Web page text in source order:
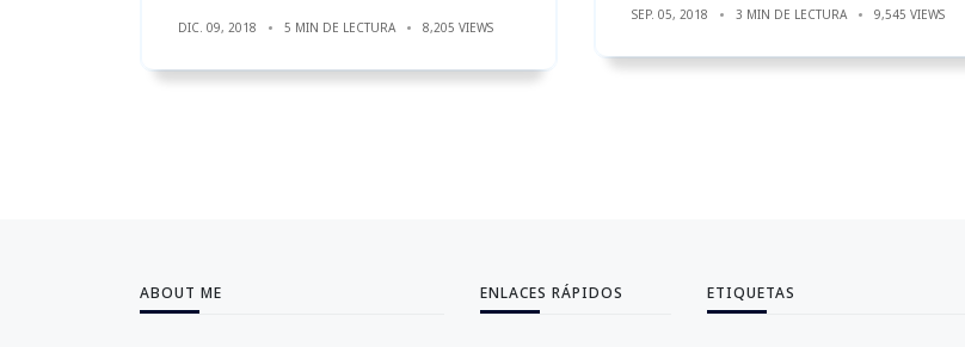
DIC. 09, 2018 5 MIN DE LECTURA 8,205 VIEWS
SEP. 05, 2018 3 MIN DE LECTURA 9,545 VIEWS
ABOUT ME ENLACES RÁPIDOS ETIQUETAS